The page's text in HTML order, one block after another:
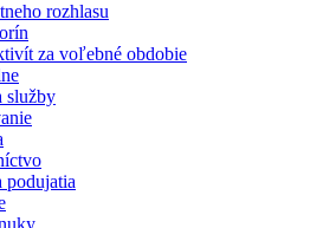
rozhlasu
za voľebné obdobie
služby
podujatia